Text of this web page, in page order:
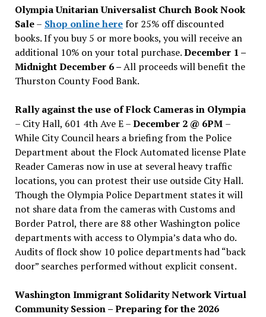
Olympia Unitarian Universalist Church Book Nook
Sale– Shop online herefor 25% off discounted
books. If you buy 5 or more books, you will receive an
additional 10% on your total purchase.December 1 –
Midnight December 6 –All proceeds will benefit the
Thurston County Food Bank.
Rally against the use of Flock Cameras in Olympia
– City Hall, 601 4th Ave E –December 2 @ 6PM –
While City Council hears a briefing from the Police
Department about the Flock Automated license Plate
Reader Cameras now in use at several heavy traffic
locations, you can protest their use outside City Hall.
Though the Olympia Police Department states it will
not share data from the cameras with Customs and
Border Patrol, there are 88 other Washington police
departments with access to Olympia’s data who do.
Audits of flock show 10 police departments had “back
door” searches performed without explicit consent.
Washington Immigrant Solidarity Network Virtual
Community Session – Preparing for the 2026